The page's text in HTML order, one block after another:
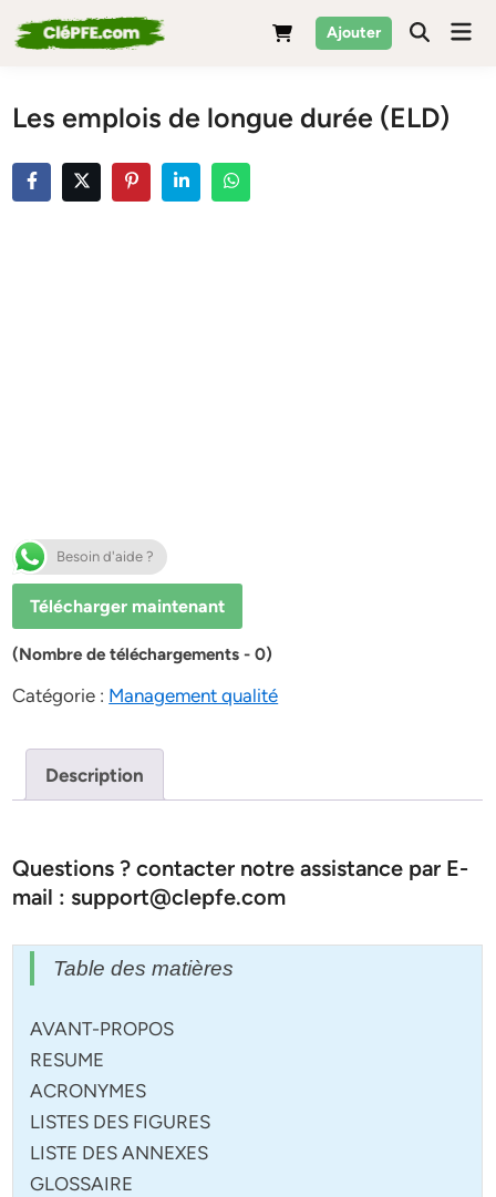
to
Ajouter
Les emplois de longue durée (ELD)
Besoin d'aide ?
Télécharger maintenant
(Nombre de téléchargements - 0)
Catégorie : Management qualité
Description
Questions ? contacter notre assistance par E-
mail : support@clepfe.com
Table des matières
AVANT-PROPOS
RESUME
ACRONYMES
LISTES DES FIGURES
LISTE DES ANNEXES
GLOSSAIRE